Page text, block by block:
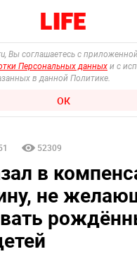
Вы соглашаетесь с
Персональных данных и с
в данной Политике.
ОК
52309
в
не